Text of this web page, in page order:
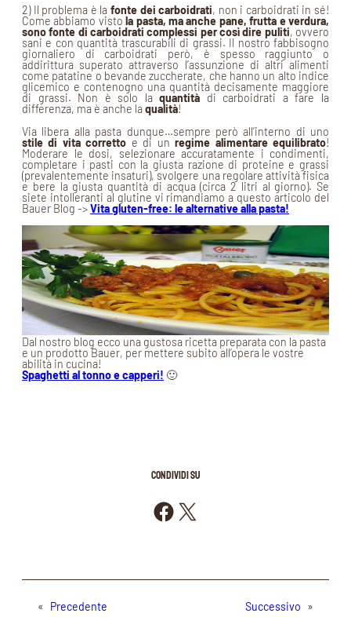
2) Il problema è la fonte dei carboidrati, non i carboidrati in sé!
Come abbiamo vistola pasta, ma anche pane, frutta e verdura,
sono fonte di carboidrati complessi per così dire puliti, ovvero
sani e con quantità trascurabili di grassi. Il nostro fabbisogno
giornaliero di carboidrati però, è spesso raggiunto o
addirittura superato attraverso l’assunzione di altri alimenti
come patatine o bevande zuccherate, che hanno un alto indice
glicemico e contenogno una quantità decisamente maggiore
di grassi. Non è solo laquantità di carboidrati a fare la
differenza, ma è anche laqualità!
Via libera alla pasta dunque…sempre però all’interno di uno
stile di vita corretto e di unregime alimentare equilibrato!
Moderare le dosi, selezionare accuratamente i condimenti,
completare i pasti con la giusta razione di proteine e grassi
(prevalentemente insaturi), svolgere una regolare attività fisica
e bere la giusta quantità di acqua (circa 2 litri al giorno). Se
siete intolleranti al glutine vi rimandiamo a questo articolo del
Bauer Blog ->Vita gluten-free: le alternative alla pasta!
Dal nostro blog ecco una gustosa ricetta preparata con la pasta
e un prodotto Bauer, per mettere subito all’opera le vostre
abilità in cucina!
Spaghetti al tonno e capperi! 🙂
CONDIVIDI SU
Condividi su Facebook
Condividi su X
« Precedente Successivo »